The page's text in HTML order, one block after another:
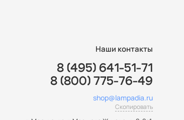
Наши контакты
8 (495) 641-51-71
8 (800) 775-76-49
shop@lampadia.ru
Скопировать